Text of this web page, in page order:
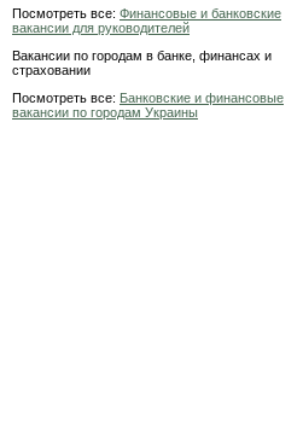
Посмотреть все: Финансовые и банковские
вакансии для руководителей
Вакансии по городам в банке, финансах и
страховании
Посмотреть все: Банковские и финансовые
вакансии по городам Украины